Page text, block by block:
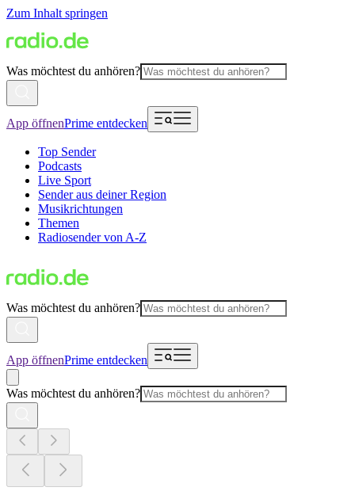
Zum Inhalt springen
Was möchtest du anhören?
App öffnenPrime entdecken
Top Sender
Podcasts
Live Sport
Sender aus deiner Region
Musikrichtungen
Themen
Radiosender von A-Z
Was möchtest du anhören?
App öffnenPrime entdecken
Was möchtest du anhören?